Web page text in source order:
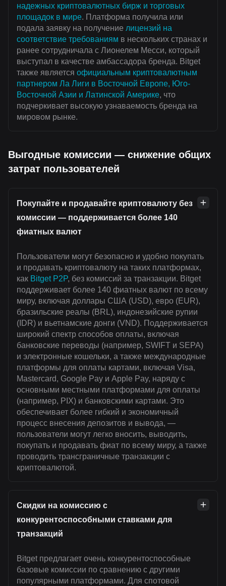
надежных криптовалютных бирж и торговых
площадок в мире. Платформа получила или
подала заявку на получение лицензий на
соответствие требованиям в нескольких странах и
ранее сотрудничала с Лионелем Месси, который
выступал в качестве амбассадора бренда. Bitget
также является официальным криптовалютным
партнером Ла Лиги в Восточной Европе, Юго-
Восточной Азии и Латинской Америке, что
подчеркивает высокую узнаваемость бренда на
мировом рынке.
Выгодные комиссии — снижение общих
затрат пользователей
Покупайте и продавайте криптовалюту без
комиссии — поддерживается более 140
фиатных валют
Пользователи могут безопасно и удобно покупать
и продавать криптовалюту на таких платформах,
как Bitget P2P, без комиссий за транзакции. Bitget
поддерживает более 140 фиатных валют по всему
миру, включая доллары США (USD), евро (EUR),
бразильские реалы (BRL), индонезийские рупии
(IDR) и вьетнамские донги (VND). Поддерживается
широкий спектр способов оплаты, включая
банковские переводы (например, SWIFT и SEPA)
и электронные кошельки, а также международные
платформы для оплаты картами, включая Visa,
Mastercard, Google Pay и Apple Pay, наряду с
основными местными платформами для оплаты
(например, PIX) и банковскими картами. Это
обеспечивает более гибкий и экономичный
процесс внесения депозитов и вывода, —
пользователи могут легко вносить, выводить,
покупать и продавать фиат по всему миру, а также
проводить трансграничные транзакции с
криптовалютой.
Скидки на комиссию с
конкурентоспособными ставками для
транзакций
Bitget предлагает очень конкурентоспособные
базовые комиссии по сравнению с другими
популярными платформами. Для спотовой